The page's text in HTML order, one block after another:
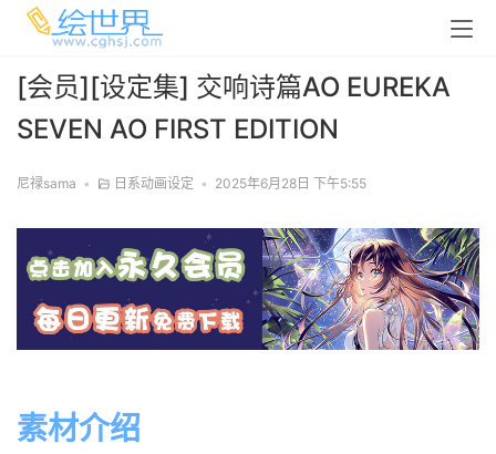
[会员][设定集] 交响诗篇AO EUREKA
SEVEN AO FIRST EDITION
尼禄sama • 日系动画设定 • 2025年6月28日 下午5:55
素材介绍